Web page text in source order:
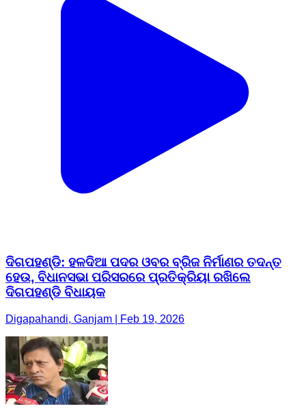
ଦିଗପହଣ୍ଡି: ହଳଦିଆ ପଦର ଓବର ବ୍ରିଜ ନିର୍ମାଣର ତଦନ୍ତ
ହେଉ, ବିଧାନସଭା ପରିସରରେ ପ୍ରତିକ୍ରିୟା ରଖିଲେ
ଦିଗପହଣ୍ଡି ବିଧାୟକ
Digapahandi, Ganjam | Feb 19, 2026